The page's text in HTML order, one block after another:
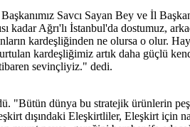
Savcı Sayan Bey ve İl
Ağrı'lı İstanbul'da dostumuz,
kardeşliğinden ne olursa o olur.
kardeşliğimiz artık daha güçlü
sevinçliyiz." dedi.
"Bütün dünya bu stratejik ürünlerin
dışındaki Eleşkirtliler, Eleşkirt için